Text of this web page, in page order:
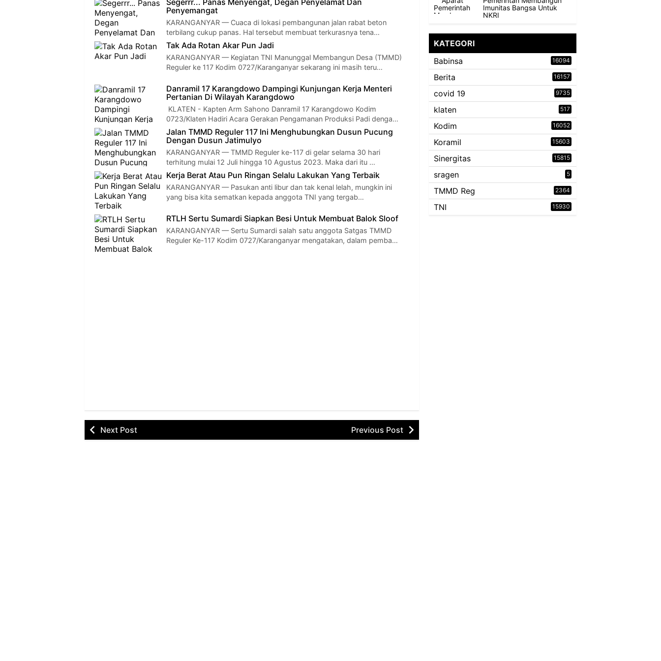
Segerrr... Panas Menyengat, Degan Penyelamat Dan
Penyemangat
KARANGANYAR — Cuaca di lokasi pembangunan jalan rabat beton
terbilang cukup panas. Hal tersebut membuat terkurasnya tena…
Tak Ada Rotan Akar Pun Jadi
KARANGANYAR — Kegiatan TNI Manunggal Membangun Desa (TMMD)
Reguler ke 117 Kodim 0727/Karanganyar sekarang ini masih teru…
Danramil 17 Karangdowo Dampingi Kunjungan Kerja Menteri
Pertanian Di Wilayah Karangdowo
KLATEN - Kapten Arm Sahono Danramil 17 Karangdowo Kodim
0723/Klaten Hadiri Acara Gerakan Pengamanan Produksi Padi denga…
Jalan TMMD Reguler 117 Ini Menghubungkan Dusun Pucung
Dengan Dusun Jatimulyo
KARANGANYAR — TMMD Reguler ke-117 di gelar selama 30 hari
terhitung mulai 12 Juli hingga 10 Agustus 2023. Maka dari itu …
Kerja Berat Atau Pun Ringan Selalu Lakukan Yang Terbaik
KARANGANYAR — Pasukan anti libur dan tak kenal lelah, mungkin ini
yang bisa kita sematkan kepada anggota TNI yang tergab…
RTLH Sertu Sumardi Siapkan Besi Untuk Membuat Balok Sloof
KARANGANYAR — Sertu Sumardi salah satu anggota Satgas TMMD
Reguler Ke-117 Kodim 0727/Karanganyar mengatakan, dalam pemba…
Next Post Previous Post
Imunitas Bangsa Untuk
NKRI
KATEGORI
Babinsa
16094
Berita 16157
covid 19 9735
klaten 517
Kodim 16052
Koramil 15603
Sinergitas 15815
sragen 5
TMMD Reg 2364
TNI 15930